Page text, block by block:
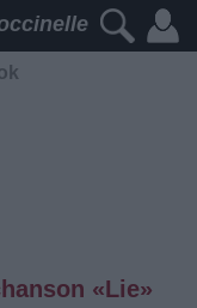
«Lie»